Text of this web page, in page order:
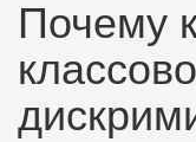
Почему